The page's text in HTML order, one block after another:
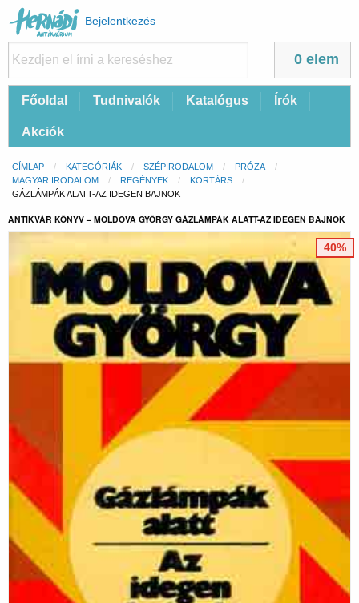
Felhasználói
fiók
menüje
Bejelentkezés
0 elem
FőFőoldal Tudnivalók Katalógus Írók
Akciók
Morzsa
CÍMLAP KATEGÓRIÁK SZÉPIRODALOM
PRÓZA
MAGYAR IRODALOM
REGÉNYEK
KORTÁRS
CURRENT:
GÁZLÁMPÁK ALATT-AZ IDEGEN BAJNOK
ANTIKVÁR KÖNYV – MOLDOVA GYÖRGY GÁZLÁMPÁK ALATT-AZ IDEGEN BAJNOK
40%